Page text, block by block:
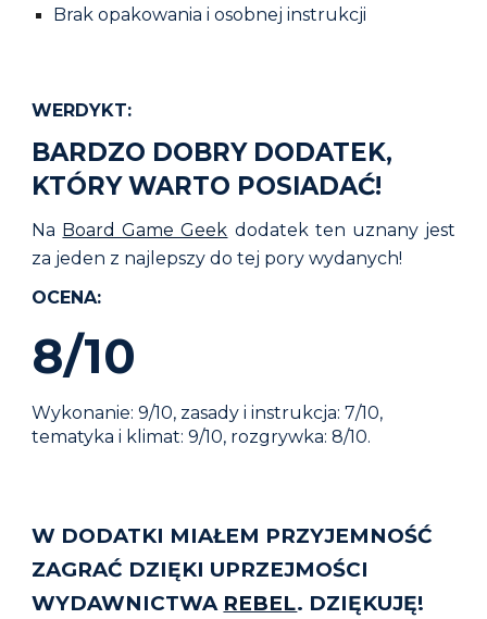
Brak opakowania i osobnej instrukcji
WERDYKT:
BARDZO DOBRY DODATEK,
KTÓRY WARTO POSIADAĆ!
Na Board Game Geek dodatek ten uznany jest
za jeden z najlepszy do tej pory wydanych!
OCENA:
8/10
Wykonanie:9/10, zasady i instrukcja:7/10,
tematyka i klimat: 9/10, rozgrywka: 8/10.
W DODATKI MIAŁEM PRZYJEMNOŚĆ
ZAGRAĆ DZIĘKI UPRZEJMOŚCI
WYDAWNICTWA REBEL. DZIĘKUJĘ!